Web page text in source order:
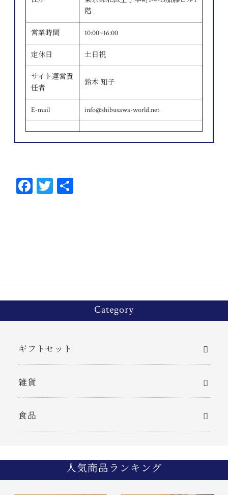
階
営業時間 10:00~16:00
定休日 土日祝
サイト運営責
任者
鈴木 知子
E-mail info@shibusawa-world.net
Fa T
Category
ギフトセット
雑貨
食品
人気商品ランキング